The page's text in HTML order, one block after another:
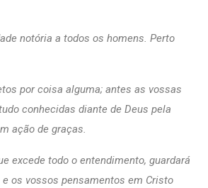
notória a todos os homens. Perto
por coisa alguma; antes as vossas
conhecidas diante de Deus pela
ação de graças.
excede todo o entendimento, guardará
os vossos pensamentos em Cristo